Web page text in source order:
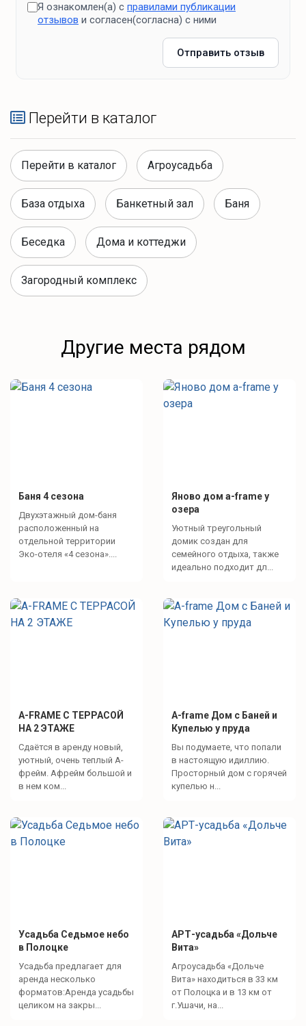
Я ознакомлен(а) с правилами публикации
отзывов и согласен(согласна) с ними
Отправить отзыв
Перейти в каталог
Перейти в каталог Агроусадьба
База отдыха Банкетный зал Баня
Беседка Дома и коттеджи
Загородный комплекс
Другие места рядом
Баня 4 сезона
Двухэтажный дом-баня
расположенный на
отдельной территории
Эко-отеля «4 сезона»....
Яново дом а-frame у
озера
Уютный треугольный
домик создан для
семейного отдыха, также
идеально подходит дл...
А-FRAME С ТЕРРАСОЙ
НА 2 ЭТАЖЕ
Сдаётся в аренду новый,
уютный, очень теплый А-
фрейм. Афрейм большой и
в нем ком...
A-frame Дом с Баней и
Купелью у пруда
Вы подумаете, что попали
в настоящую идиллию.
Просторный дом с горячей
купелью н...
Усадьба Седьмое небо
в Полоцке
Усадьба предлагает для
аренда несколько
форматов:Аренда усадьбы
целиком на закры...
АРТ-усадьба «Дольче
Вита»
Агроусадьба «Дольче
Вита» находиться в 33 км
от Полоцка и в 13 км от
г.Ушачи, на...